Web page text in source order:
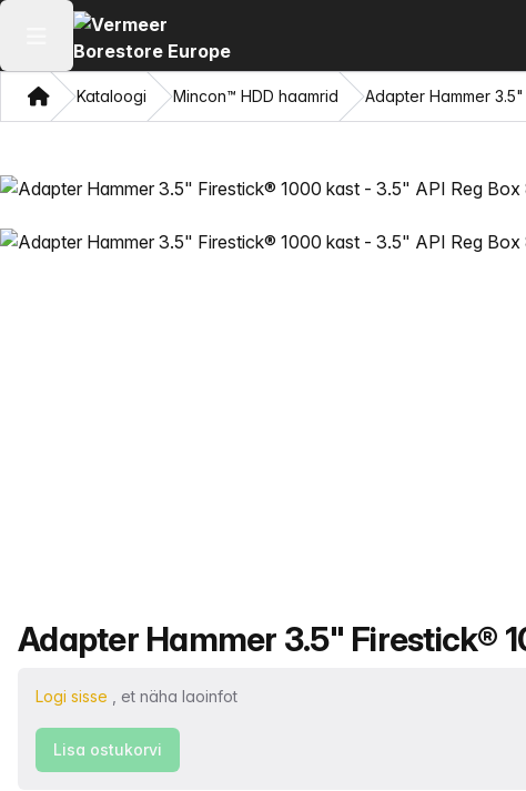
Ava peamenüü
KoduKataloogi Mincon™ HDD haamrid Adapter Hammer
Toote nimi
Adapter Hammer 3.5" Firestick®
Logi sisse , et näha laoinfot
Lisa ostukorvi